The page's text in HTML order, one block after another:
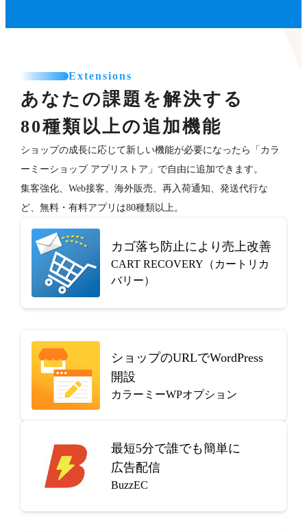
Extensions
あなたの課題を解決する
80種類以上の追加機能
ショップの成長に応じて新しい機能が必要になったら「カラ
ーミーショップ アプリストア」で自由に追加できます。
集客強化、Web接客、海外販売、再入荷通知、発送代行な
ど、無料・有料アプリは80種類以上。
カゴ落ち防止により売上改善
CART RECOVERY（カートリカ
バリー）
ショップのURLでWordPress
開設
カラーミーWPオプション
最短5分で誰でも簡単に
広告配信
BuzzEC